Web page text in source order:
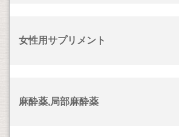
女性用サプリメント
麻酔薬,局部麻酔薬